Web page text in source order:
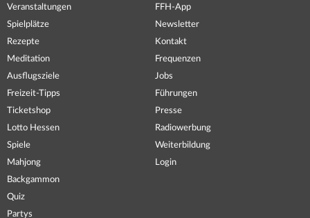
Veranstaltungen
Spielplätze
Rezepte
Meditation
Ausflugsziele
Freizeit-Tipps
Ticketshop
Lotto Hessen
Spiele
Mahjong
Backgammon
Quiz
Partys
FFH-App
Newsletter
Kontakt
Frequenzen
Jobs
Führungen
Presse
Radiowerbung
Weiterbildung
Login